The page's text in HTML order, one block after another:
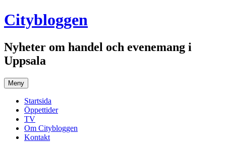
Hoppa
till
Citybloggen
Nyheter om handel och evenemang i
Uppsala
Meny
Startsida
Öppettider
TV
Om Citybloggen
Kontakt